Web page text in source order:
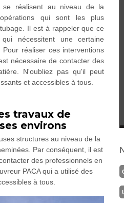
se réalisent au niveau de la
qui sont les plus
Il est à rappeler que ce
nécessitent une certaine
réaliser ces interventions
nécessaire de contacter des
N'oubliez pas qu'il peut
et accessibles à tous.
travaux de
environs
structures au niveau de la
Par conséquent, il est
des professionnels en
PACA qui a utilisé des
à tous.